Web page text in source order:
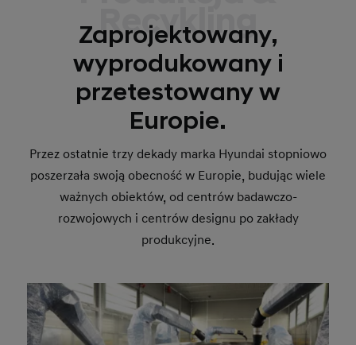
Recykling
Zaprojektowany,
wyprodukowany i
przetestowany w
Europie.
Przez ostatnie trzy dekady marka Hyundai stopniowo
poszerzała swoją obecność w Europie, budując wiele
ważnych obiektów, od centrów badawczo-
rozwojowych i centrów designu po zakłady
produkcyjne.